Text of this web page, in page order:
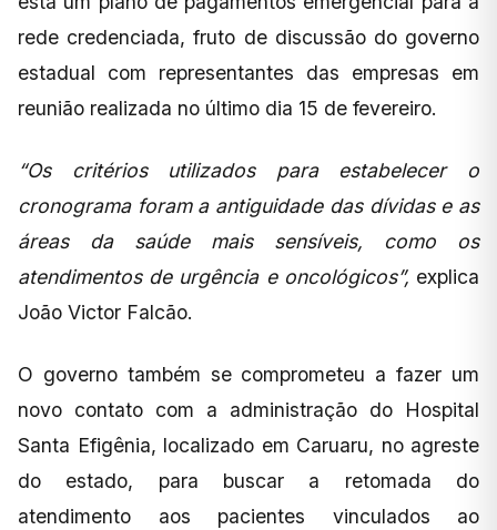
rede credenciada, fruto de discussão do governo
estadual com representantes das empresas em
reunião realizada no último dia 15 de fevereiro.
“Os critérios utilizados para estabelecer o
cronograma foram a antiguidade das dívidas e as
áreas da saúde mais sensíveis, como os
atendimentos de urgência e oncológicos”, explica
João Victor Falcão.
O governo também se comprometeu a fazer um
novo contato com a administração do Hospital
Santa Efigênia, localizado em Caruaru, no agreste
do estado, para buscar a retomada do
atendimento aos pacientes vinculados ao